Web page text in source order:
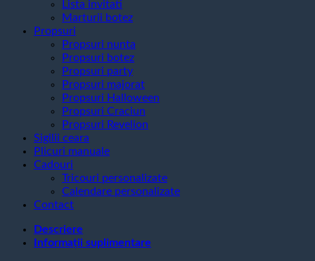
Lista invitati
Marturii botez
Propsuri
Propsuri nunta
Propsuri botez
Propsuri party
Propsuri majorat
Propsuri Halloween
Propsuri Craciun
Propsuri Revelion
Sigilii ceara
Plicuri manuale
Cadouri
Tricouri personalizate
Calendare personalizate
Contact
Descriere
Informații suplimentare